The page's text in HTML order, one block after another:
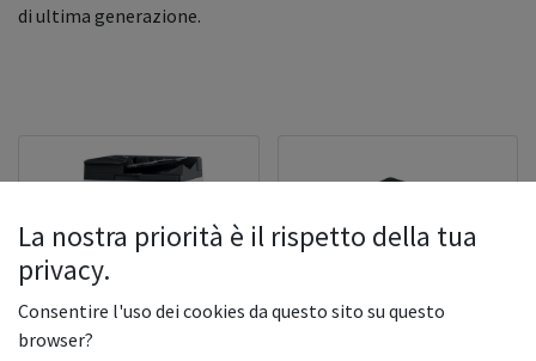
di ultima generazione.
La nostra priorità è il rispetto della tua
privacy.
Consentire l'uso dei cookies da questo sito su questo
browser?